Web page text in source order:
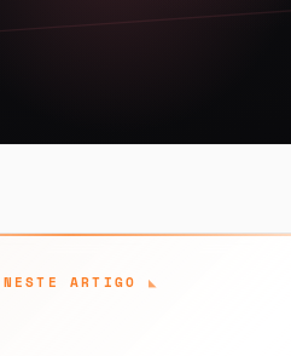
NESTE ARTIGO